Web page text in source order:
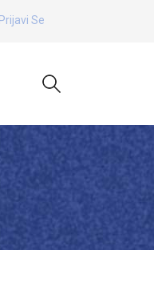
Prijavi Se